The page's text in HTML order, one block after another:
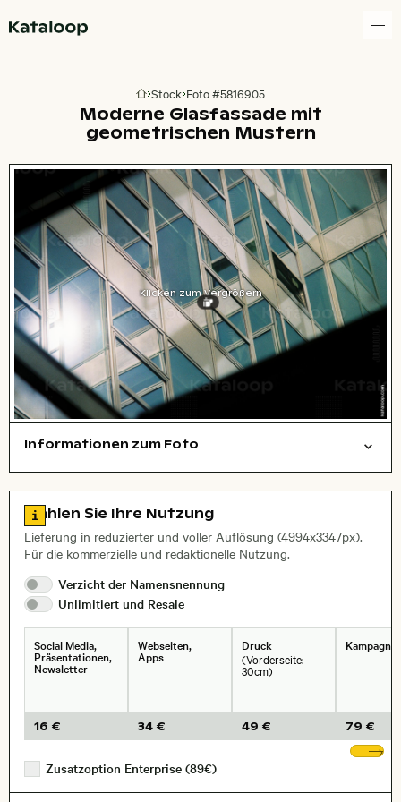
Zur Homepage
Stock Foto #5816905
Moderne Glasfassade mit
geometrischen Mustern
Klicken zum Vergrößern
Informationen zum Foto
Zu den Lizenzinformationen springen
Wählen Sie Ihre Nutzung
Lieferung in reduzierter und voller Auflösung (4994x3347px).
Für die kommerzielle und redaktionelle Nutzung.
Verzicht der Namensnennung
Unlimitiert und Resale
Social Media,
Präsentationen,
Newsletter
16 €
Webseiten,
Apps
34 €
Druck
(Vorderseite:
30cm)
49 € 79 €
Zusatzoption Enterprise (89€)